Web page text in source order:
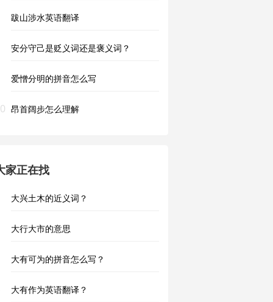
跋山涉水英语翻译
安分守己是贬义词还是褒义词？
爱憎分明的拼音怎么写
昂首阔步怎么理解
家正在找
大兴土木的近义词？
大行大市的意思
大有可为的拼音怎么写？
大有作为英语翻译？